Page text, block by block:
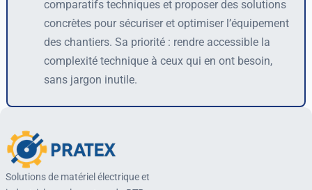
comparatifs techniques et proposer des solutions
concrètes pour sécuriser et optimiser l’équipement
des chantiers. Sa priorité : rendre accessible la
complexité technique à ceux qui en ont besoin,
sans jargon inutile.
Solutions de matériel électrique et